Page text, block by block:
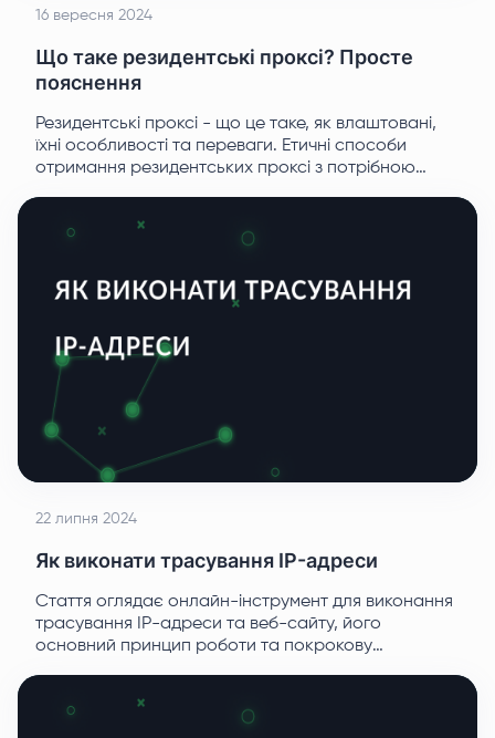
16 вересня 2024
Що таке резидентські проксі? Просте
пояснення
Резидентські проксі - що це таке, як влаштовані,
їхні особливості та переваги. Етичні способи
отримання резидентських проксі з потрібною
22 липня 2024
Як виконати трасування IP-адреси
Стаття оглядає онлайн-інструмент для виконання
трасування IP-адреси та веб-сайту, його
основний принцип роботи та покрокову